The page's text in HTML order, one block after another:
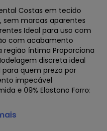
Costas em tecido
sem marcas aparentes
Ideal para uso com
com acabamento
íntima Proporciona
discreta ideal
quem preza por
impecável
e 09% Elastano Forro:
Love Secret 838202